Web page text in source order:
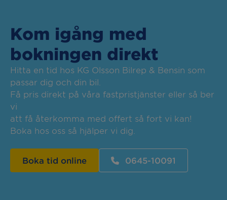
Kom igång med
bokningen direkt
Hitta en tid hos KG Olsson Bilrep & Bensin som
passar dig och din bil.
Få pris direkt på våra fastpristjänster eller så ber
vi
att få återkomma med offert så fort vi kan!
Boka hos oss så hjälper vi dig.
Boka tid online 0645-10091